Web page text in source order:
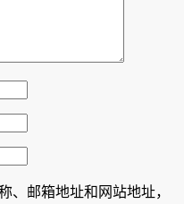
、邮箱地址和网站地址，